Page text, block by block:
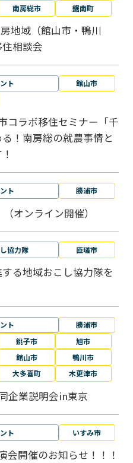
南房総市 鋸南町
地域（館山市・鴨川
相談会
ト
館山市
コラボ移住セミナー「千
！南房総の就農事情と
ト 勝浦市
オンライン開催）
協力隊 匝瑳市
る地域おこし協⼒隊を
ト
勝浦市
銚子市
旭市
館山市
鴨川市
大多喜町 木更津市
企業説明会in東京
ト いすみ市
会開催のお知らせ！！！